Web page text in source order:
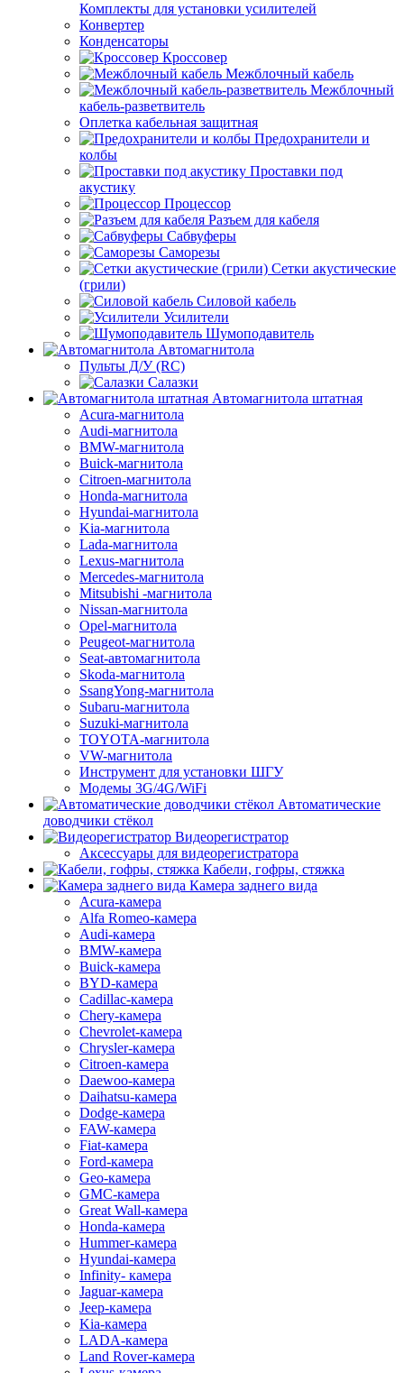
Комплекты для установки усилителей
Конвертер
Конденсаторы
Кроссовер
Межблочный кабель
Межблочный
кабель-разветвитель
Оплетка кабельная защитная
Предохранители и
колбы
Проставки под
акустику
Процессор
Разъем для кабеля
Сабвуферы
Саморезы
Сетки акустические
(грили)
Силовой кабель
Усилители
Шумоподавитель
Автомагнитола
Пульты Д/У (RC)
Салазки
Автомагнитола штатная
Acura-магнитола
Audi-магнитола
BMW-магнитола
Buick-магнитола
Citroen-магнитола
Honda-магнитола
Hyundai-магнитола
Kia-магнитола
Lada-магнитола
Lexus-магнитола
Mercedes-магнитола
Mitsubishi -магнитола
Nissan-магнитола
Opel-магнитола
Peugeot-магнитола
Seat-автомагнитола
Skoda-магнитола
SsangYong-магнитола
Subaru-магнитола
Suzuki-магнитола
TOYOTA-магнитола
VW-магнитола
Инструмент для установки ШГУ
Модемы 3G/4G/WiFi
Автоматические
доводчики стёкол
Видеорегистратор
Аксессуары для видеорегистратора
Кабели, гофры, стяжка
Камера заднего вида
Acura-камера
Alfa Romeo-камера
Audi-камера
BMW-камера
Buick-камера
BYD-камера
Cadillac-камера
Chery-камера
Chevrolet-камера
Chrysler-камера
Citroen-камера
Daewoo-камера
Daihatsu-камера
Dodge-камера
FAW-камера
Fiat-камера
Ford-камера
Geo-камера
GMC-камера
Great Wall-камера
Honda-камера
Hummer-камера
Hyundai-камера
Infinity- камера
Jaguar-камера
Jeep-камера
Kia-камера
LADA-камера
Land Rover-камера